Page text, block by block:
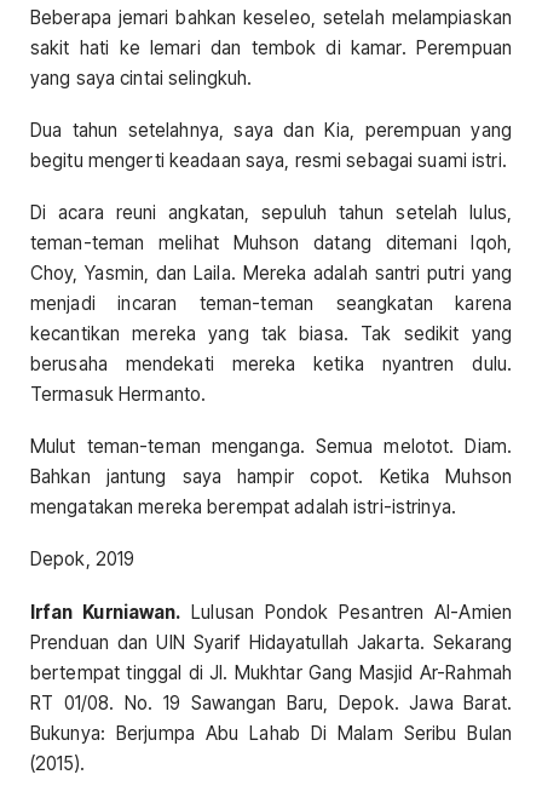
Beberapa jemari bahkan keseleo, setelah melampiaskan
sakit hati ke lemari dan tembok di kamar. Perempuan
yang saya cintai selingkuh.
Dua tahun setelahnya, saya dan Kia, perempuan yang
begitu mengerti keadaan saya, resmi sebagai suami istri.
Di acara reuni angkatan, sepuluh tahun setelah lulus,
teman-teman melihat Muhson datang ditemani Iqoh,
Choy, Yasmin, dan Laila. Mereka adalah santri putri yang
menjadi incaran teman-teman seangkatan karena
kecantikan mereka yang tak biasa. Tak sedikit yang
berusaha mendekati mereka ketika nyantren dulu.
Termasuk Hermanto.
Mulut teman-teman menganga. Semua melotot. Diam.
Bahkan jantung saya hampir copot. Ketika Muhson
mengatakan mereka berempat adalah istri-istrinya.
Depok, 2019
Irfan Kurniawan. Lulusan Pondok Pesantren Al-Amien
Prenduan dan UIN Syarif Hidayatullah Jakarta. Sekarang
bertempat tinggal di Jl. Mukhtar Gang Masjid Ar-Rahmah
RT 01/08. No. 19 Sawangan Baru, Depok. Jawa Barat.
Bukunya: Berjumpa Abu Lahab Di Malam Seribu Bulan
(2015).